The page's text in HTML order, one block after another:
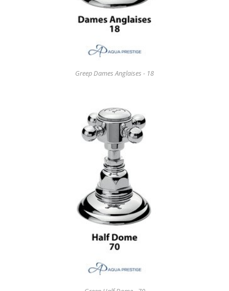
Greep Dames Anglaises - 18